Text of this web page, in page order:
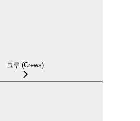
크루 (Crews)